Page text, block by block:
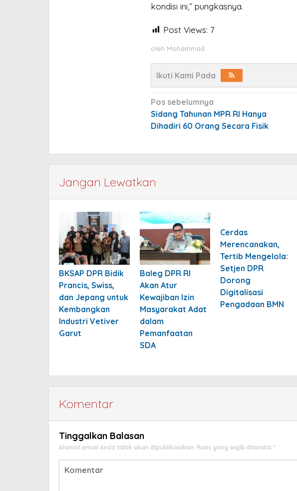
kondisi ini,” pungkasnya.
Post Views: 7
oleh Mohammad
Ikuti Kami Pada
Navigasi
pos
Pos sebelumnya
Sidang Tahunan MPR RI Hanya
Dihadiri 60 Orang Secara Fisik
Jangan Lewatkan
BKSAP DPR Bidik
Prancis, Swiss,
dan Jepang untuk
Kembangkan
Industri Vetiver
Garut
Baleg DPR RI
Akan Atur
Kewajiban Izin
Masyarakat Adat
dalam
Pemanfaatan
SDA
Cerdas
Merencanakan,
Tertib Mengelola:
Setjen DPR
Dorong
Digitalisasi
Pengadaan BMN
Komentar
Tinggalkan Balasan
Alamat email Anda tidak akan dipublikasikan. Ruas yang wajib ditandai *